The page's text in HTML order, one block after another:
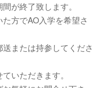
が終了致します。
方でAO入学を希望さ
または持参してくださ
いただきます。